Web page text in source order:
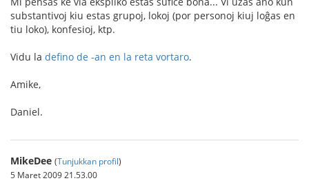
substantivoj kiu estas grupoj, lokoj (por personoj kiuj loĝas en
tiu loko), konfesioj, ktp.
Vidu la defino de -an en la reta vortaro.
Amike,
Daniel.
MikeDee (Tunjukkan profil)
5 Maret 2009 21.53.00